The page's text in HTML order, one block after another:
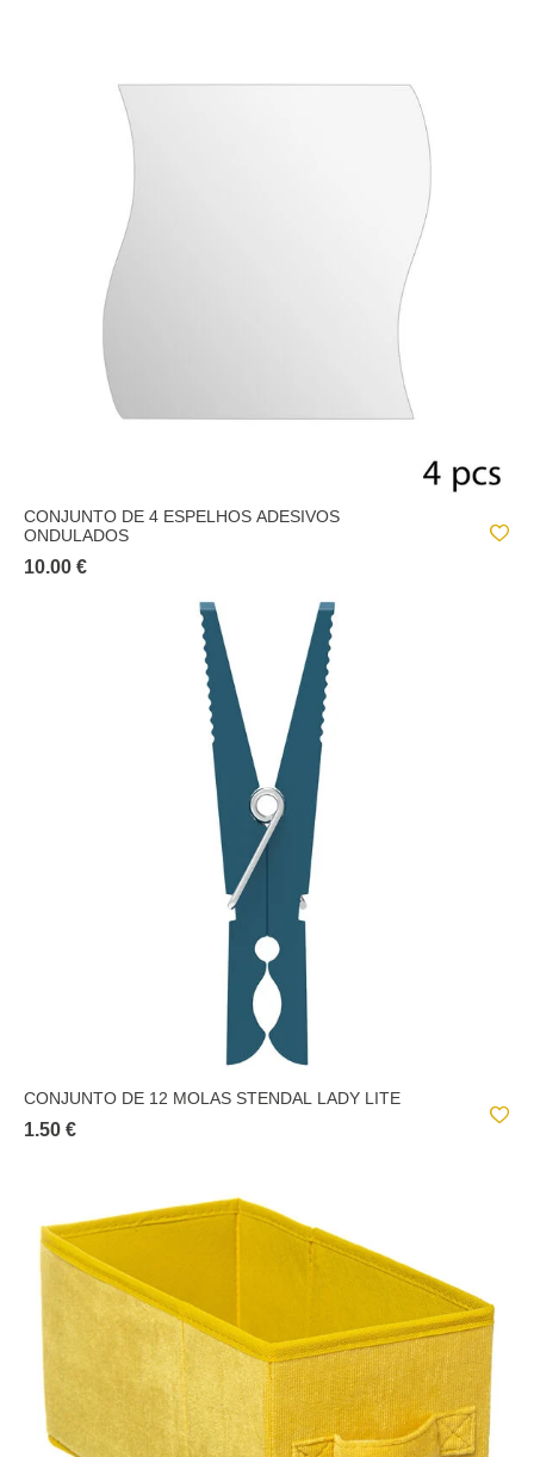
CONJUNTO DE 4 ESPELHOS ADESIVOS
ONDULADOS
10.00 €
CONJUNTO DE 12 MOLAS STENDAL LADY LITE
1.50 €